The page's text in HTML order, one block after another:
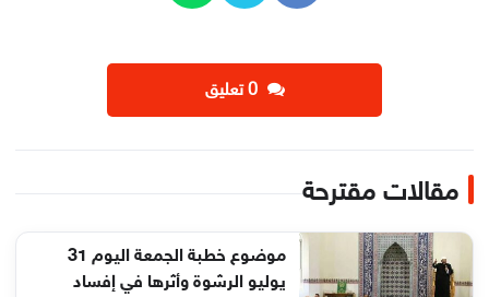
‫0 تعليق
مقالات مقترحة
موضوع خطبة الجمعة اليوم 31
يوليو الرشوة وأثرها في إفساد